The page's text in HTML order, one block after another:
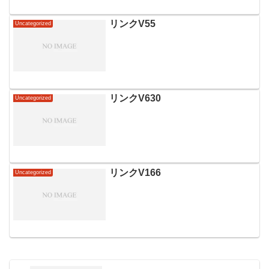
Uncategorized リンクV55
Uncategorized リンクV630
Uncategorized リンクV166